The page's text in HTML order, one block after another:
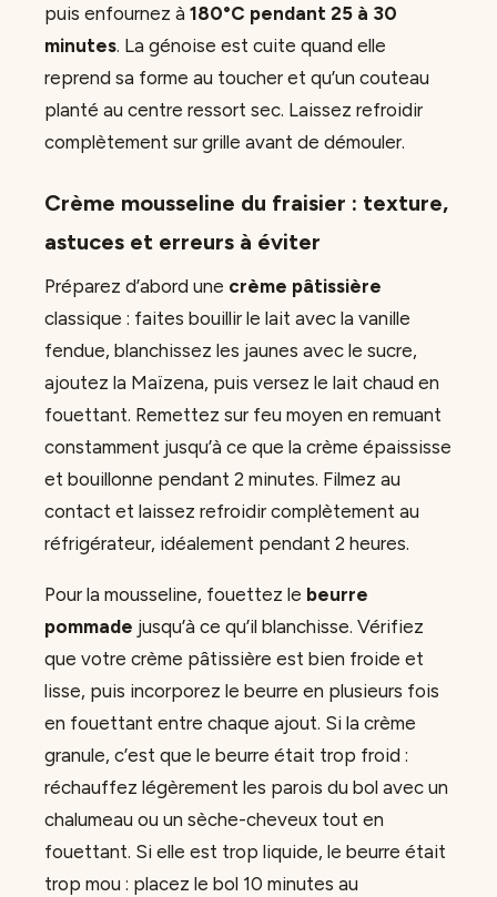
puis enfournez à 180°C pendant 25 à 30
minutes. La génoise est cuite quand elle
reprend sa forme au toucher et qu’un couteau
planté au centre ressort sec. Laissez refroidir
complètement sur grille avant de démouler.
Crème mousseline du fraisier : texture,
astuces et erreurs à éviter
Préparez d’abord une crème pâtissière
classique : faites bouillir le lait avec la vanille
fendue, blanchissez les jaunes avec le sucre,
ajoutez la Maïzena, puis versez le lait chaud en
fouettant. Remettez sur feu moyen en remuant
constamment jusqu’à ce que la crème épaississe
et bouillonne pendant 2 minutes. Filmez au
contact et laissez refroidir complètement au
réfrigérateur, idéalement pendant 2 heures.
Pour la mousseline, fouettez le beurre
pommade jusqu’à ce qu’il blanchisse. Vérifiez
que votre crème pâtissière est bien froide et
lisse, puis incorporez le beurre en plusieurs fois
en fouettant entre chaque ajout. Si la crème
granule, c’est que le beurre était trop froid :
réchauffez légèrement les parois du bol avec un
chalumeau ou un sèche-cheveux tout en
fouettant. Si elle est trop liquide, le beurre était
trop mou : placez le bol 10 minutes au